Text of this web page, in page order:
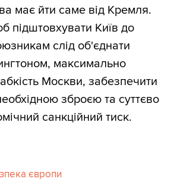
має йти саме від Кремля.
підштовхувати Київ до
слід об'єднати
максимально
Москви, забезпечити
зброєю та суттєво
санкційний тиск.
європи